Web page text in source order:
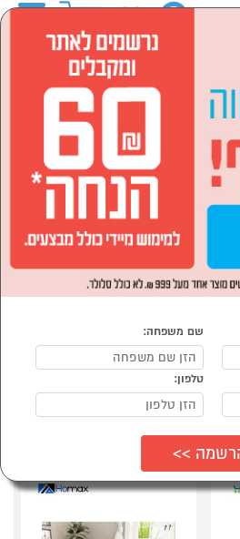
קטגוריות
שידות לילה (14)
מראות (7)
עיצוב הגינה והחצר (40)
שם משפחה:
טלפון: